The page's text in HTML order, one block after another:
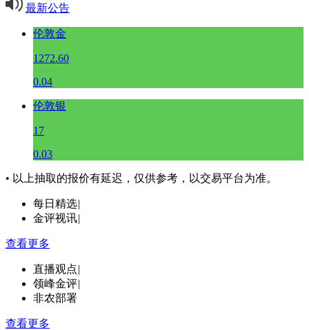
最新公告
伦敦金
1272.60
0.04
伦敦银
17
0.03
• 以上抽取的报价有延迟，仅供参考，以交易平台为准。
每日精选|
金评视讯|
查看更多
直播观点|
领峰金评|
非农部署
查看更多